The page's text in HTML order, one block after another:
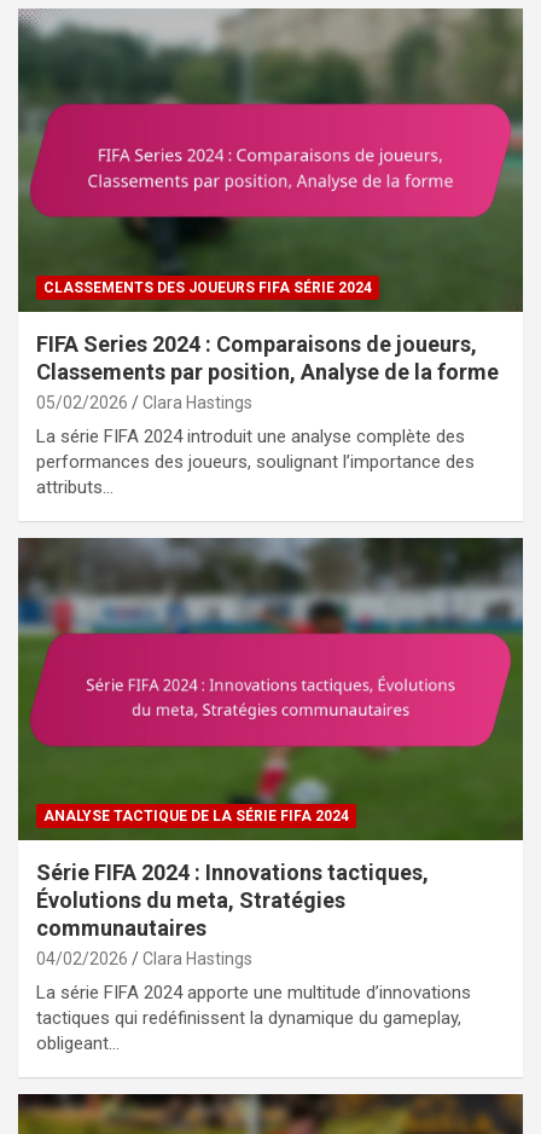
CLASSEMENTS DES JOUEURS FIFA SÉRIE 2024
FIFA Series 2024 : Comparaisons de joueurs,
Classements par position, Analyse de la forme
05/02/2026 Clara Hastings
La série FIFA 2024 introduit une analyse complète des
performances des joueurs, soulignant l’importance des
attributs…
ANALYSE TACTIQUE DE LA SÉRIE FIFA 2024
Série FIFA 2024 : Innovations tactiques,
Évolutions du meta, Stratégies
communautaires
04/02/2026 Clara Hastings
La série FIFA 2024 apporte une multitude d’innovations
tactiques qui redéfinissent la dynamique du gameplay,
obligeant…